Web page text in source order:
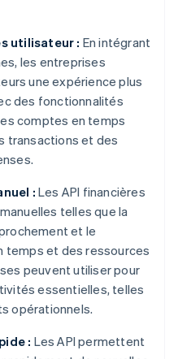
utilisateur : En intégrant
les entreprises
une expérience plus
des fonctionnalités
comptes en temps
transactions et des
: Les API financières
telles que la
et le
temps et des ressources
peuvent utiliser pour
essentielles, telles
opérationnels.
: Les API permettent